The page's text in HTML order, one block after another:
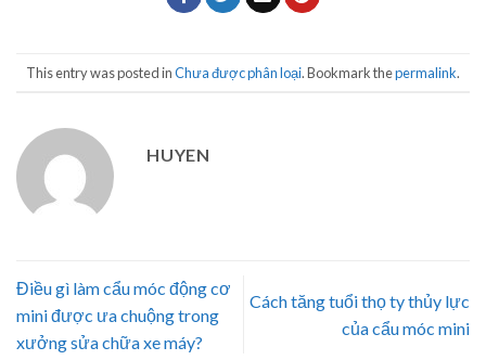
This entry was posted inChưa được phân loại. Bookmark thepermalink.
HUYEN
Điều gì làm cẩu móc động cơ
mini được ưa chuộng trong
xưởng sửa chữa xe máy?
Cách tăng tuổi thọ ty thủy lực
của cẩu móc mini